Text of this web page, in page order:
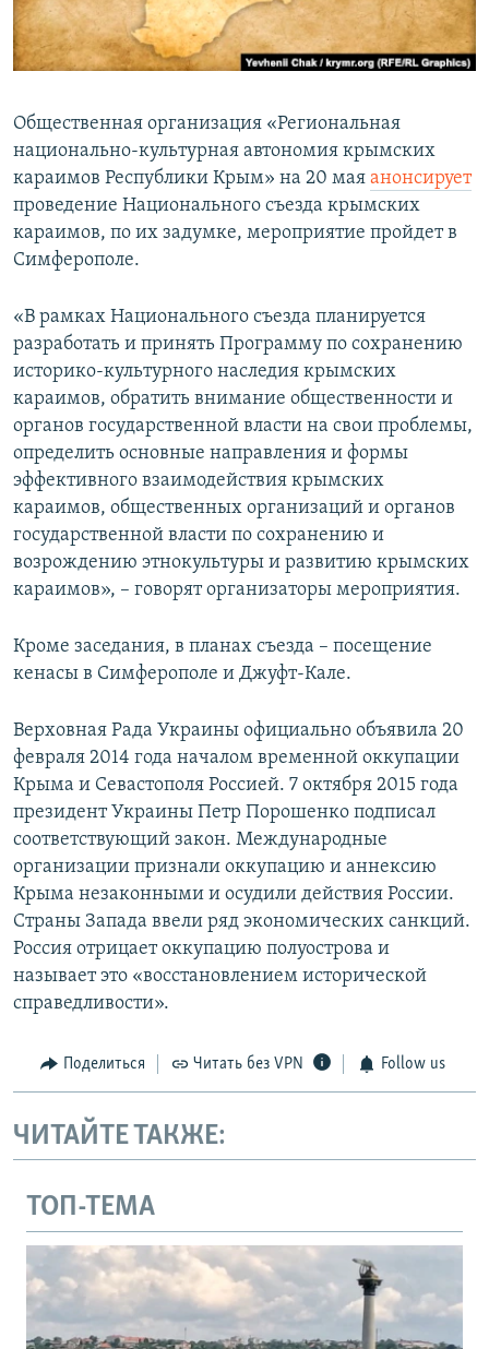
ПОБЕДИТЕЛЕЙ НЕ СУДЯТ?
КРЫМ.НЕПОКОРЕННЫЙ
УКРАИНСКАЯ ПРОБЛЕМА КРЫМА
ПРИСОЕДИНЯЙТЕСЬ!
Все сайты RFE/RL
Общественная организация «Региональная
национально-культурная автономия крымских
караимов Республики Крым» на 20 мая анонсирует
проведение Национального съезда крымских
караимов, по их задумке, мероприятие пройдет в
Симферополе.
«В рамках Национального съезда планируется
разработать и принять Программу по сохранению
историко-культурного наследия крымских
караимов, обратить внимание общественности и
органов государственной власти на свои проблемы,
определить основные направления и формы
эффективного взаимодействия крымских
караимов, общественных организаций и органов
государственной власти по сохранению и
возрождению этнокультуры и развитию крымских
караимов», – говорят организаторы мероприятия.
Кроме заседания, в планах съезда – посещение
кенасы в Симферополе и Джуфт-Кале.
Верховная Рада Украины официально объявила 20
февраля 2014 года началом временной оккупации
Крыма и Севастополя Россией. 7 октября 2015 года
президент Украины Петр Порошенко подписал
соответствующий закон. Международные
организации признали оккупацию и аннексию
Крыма незаконными и осудили действия России.
Страны Запада ввели ряд экономических санкций.
Россия отрицает оккупацию полуострова и
называет это «восстановлением исторической
справедливости».
Поделиться Читать без VPN Follow us
ЧИТАЙТЕ ТАКЖЕ:
ТОП-ТЕМА